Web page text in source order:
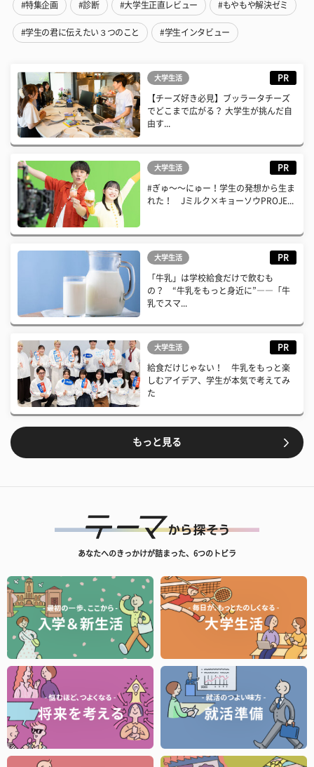
#特集企画 #診断 #大学生正直レビュー #もやもや解決ゼミ
#学生の君に伝えたい３つのこと #学生インタビュー
大学生活 PR
【チーズ好き必見】ブッラータチーズ
でどこまで広がる？ 大学生が挑んだ自
由す...
大学生活 PR
#ぎゅ〜〜にゅー！学生の発想から生ま
れた！ Jミルク×キョーソウPROJE...
大学生活 PR
「牛乳」は学校給食だけで飲むも
の？ “牛乳をもっと身近に”――「牛
乳でスマ...
大学生活 PR
給食だけじゃない！ 牛乳をもっと楽
しむアイデア、学生が本気で考えてみ
た
もっと見る
あなたへのきっかけが詰まった、6つのトビラ